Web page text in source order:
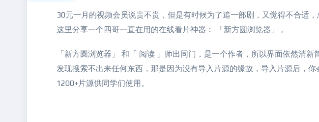
30元一月的视频会员说贵不贵，但是有时候为了追一部剧，又觉得不合适
这里分享一个四哥一直在用的在线看片神器： 「新方圆浏览器」 。
「新方圆浏览器」 和「 阅读 」师出同门，是一个作者，所以界面依然清
发现搜索不出来任何东西，那是因为没有导入片源的缘故，导入片源后，
1200+片源供同学们使用。